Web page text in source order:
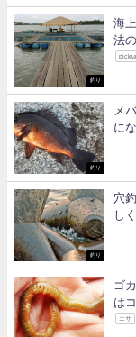
釣り
海
法
釣り
メ
に
釣り
穴
し
ゴ
は
エサ